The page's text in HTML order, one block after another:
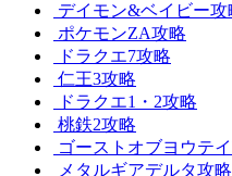
デイモン&ベイビー攻
ポケモンZA攻略
ドラクエ7攻略
仁王3攻略
ドラクエ1・2攻略
桃鉄2攻略
ゴーストオブヨウテ
メタルギアデルタ攻略